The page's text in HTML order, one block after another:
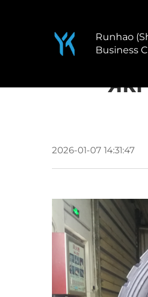
Runhao
Business
2026-01-07 14:31:47